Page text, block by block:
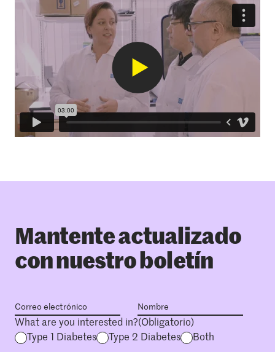
Mantente actualizado
con nuestro boletín
What are you interested in?(Obligatorio)
Type 1 Diabetes
Type 2 Diabetes Both